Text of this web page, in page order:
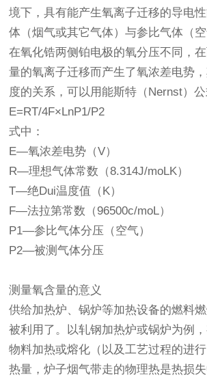
境下，具有能产生氧离子迁移的导电
体（烟气或其它气体）与参比气体（空
在氧化锆两侧铂电极的氧分压不同，
量的氧离子迁移而产生了氧浓差电势
度的关系，可以用能斯特（Nernst）公
E=RT/4F×LnP1/P2
式中：
E—氧浓差电势（V）
R—理想气体常数（8.314J/moLK）
T—绝Dui温度值（K）
F—法拉第常数（96500c/moL）
P1—参比气体分压（空气）
P2—被测气体分压
测量氧含量的意义
供给加热炉、锅炉等加热设备的燃料
被利用了。以轧钢加热炉或锅炉为例
物料加热或熔化（以及工艺过程的进
热量，炉子烟气带走的物理热是热损失